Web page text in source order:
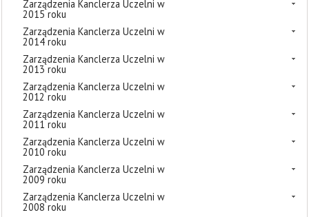
Zarządzenia Kanclerza Uczelni w
2015 roku
Zarządzenia Kanclerza Uczelni w
2014 roku
Zarządzenia Kanclerza Uczelni w
2013 roku
Zarządzenia Kanclerza Uczelni w
2012 roku
Zarządzenia Kanclerza Uczelni w
2011 roku
Zarządzenia Kanclerza Uczelni w
2010 roku
Zarządzenia Kanclerza Uczelni w
2009 roku
Zarządzenia Kanclerza Uczelni w
2008 roku